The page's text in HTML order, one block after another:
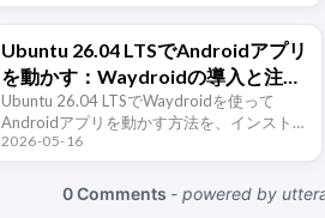
Ubuntu 26.04 LTSでAndroidアプリ
を動かす：Waydroidの導入と注意
点
Ubuntu 26.04 LTSでWaydroidを使って
Androidアプリを動かす方法を、インスト
ール、初期化、APK導入、マルチウィンド
で整理し …
2026-05-16